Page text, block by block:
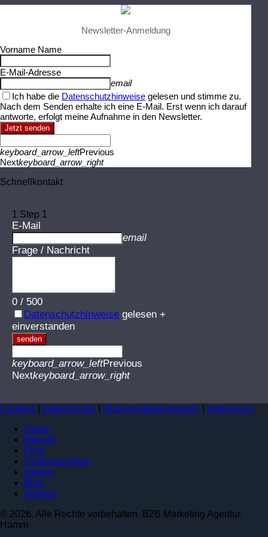
Newsletter-Anmeldung
Vorname Name
E-Mail-Adresse
email
Ich habe die Datenschutzhinweise gelesen und stimme zu.
Nach dem Senden erhalte ich eine E-Mail. Erst wenn ich darauf
antworte, erfolgt meine Aufnahme in den Newsletter.
Jetzt senden
keyboard_arrow_leftPrevious
Nextkeyboard_arrow_right
Schnellkontakt
1 Step 1
E-Mail
email
Frage / Nachricht
0 / 500
Datenschutzhinweise gelesen +
einverstanden
senden
keyboard_arrow_leftPrevious
Nextkeyboard_arrow_right
Cookies Datenschutz Nutzungsbedingungen
Impressum
Home
Internet
Print
Communication
Interim
Blog
Agentur
© 2026. Alle Rechte vorbehalten. B2B Marketing Agentur.
Hamm